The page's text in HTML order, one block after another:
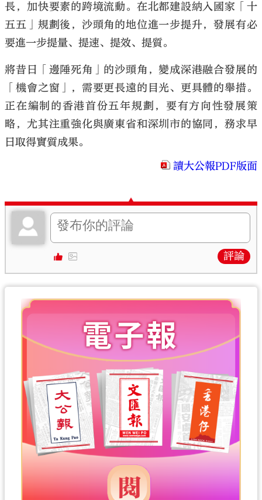
長，加快要素的跨境流動。在北都建設納入國家「十
五五」規劃後，沙頭角的地位進一步提升，發展有必
要進一步提量、提速、提效、提質。
將昔日「邊陲死角」的沙頭角，變成深港融合發展的
「機會之窗」，需要更長遠的目光、更具體的舉措。
正在編制的香港首份五年規劃，要有方向性發展策
略，尤其注重強化與廣東省和深圳市的協同，務求早
日取得實質成果。
讀大公報PDF版面
評論